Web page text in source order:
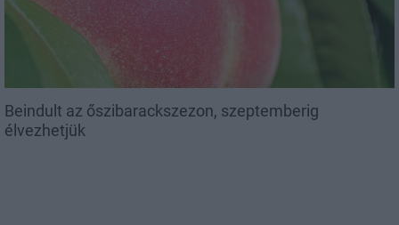
Beindult az őszibarackszezon, szeptemberig
élvezhetjük